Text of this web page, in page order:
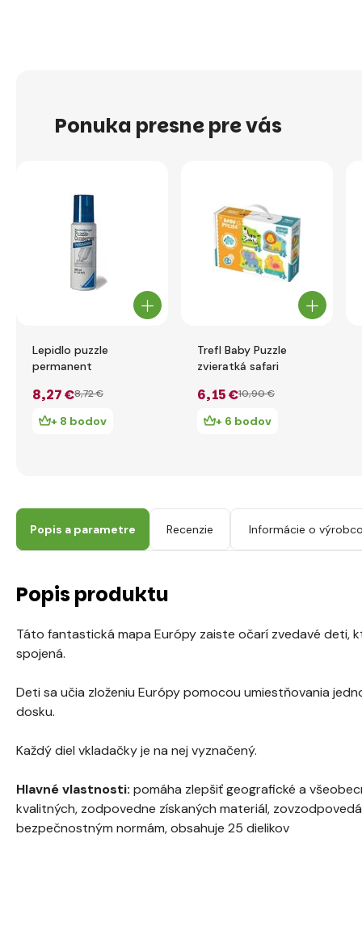
Ponuka presne pre vás
Lepidlo puzzle
permanent
8,27 €8,72 €
+ 8 bodov
Trefl Baby Puzzle
zvieratká safari
6,15 €10,90 €
+ 6 bodov
Popis a parametre Recenzie Informácie o
Popis produktu
Táto fantastická mapa Európy zaiste očarí zvedavé deti,
spojená.
Deti sa učia zloženiu Európy pomocou umiestňovania
dosku.
Každý diel vkladačky je na nej vyznačený.
Hlavné vlastnosti: pomáha zlepšiť geografické a
kvalitných, zodpovedne získaných materiál,
bezpečnostným normám, obsahuje 25 dielikov